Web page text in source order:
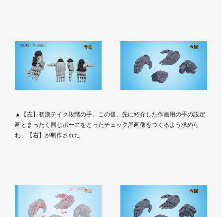
▲【左】初期テイク段階の手。この後、先に紹介した作画用の手の設定
画とまったく同じポーズをとったチェック用画像をつくるよう求めら
れ、【右】が制作された